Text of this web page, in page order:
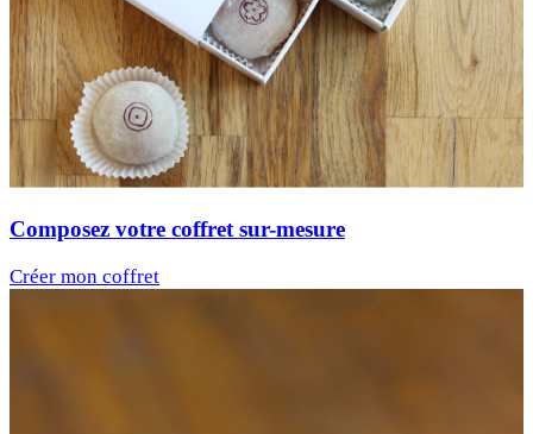
Composez votre coffret sur-mesure
Créer mon coffret